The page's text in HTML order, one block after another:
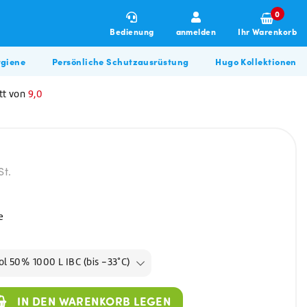
Bedienung anmelden
0
Ihr Warenkorb
Bau & Renovierung
Allzweckreiniger
Desinfektionsmittel
Persönliche Schutzausrüstung Hugo Kollektionen
von 9,0
50% 1000 L IBC (bis -33°C)
IN DEN WARENKORB LEGEN